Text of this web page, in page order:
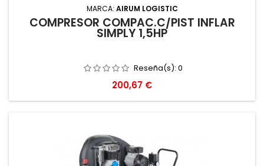
MARCA: AIRUM LOGISTIC
COMPRESOR COMPAC.C/PIST INFLAR
SIMPLY 1,5HP
Reseña(s): 0
Precio
200,67 €